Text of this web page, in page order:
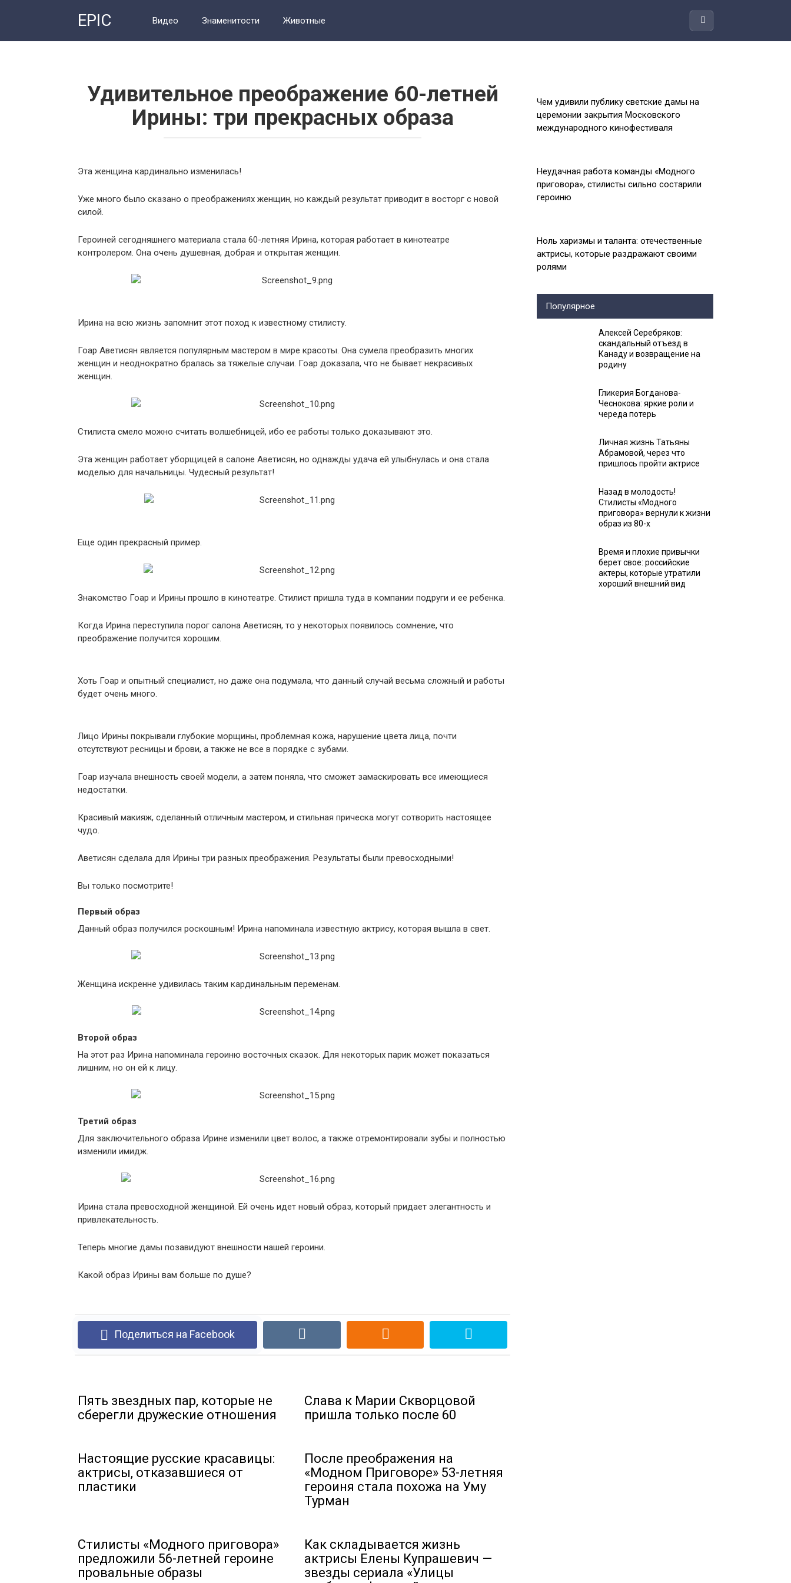
EPIC Видео Знаменитости Животные
Удивительное преображение 60-летней
Ирины: три прекрасных образа
Эта женщина кардинально изменилась!
Уже много было сказано о преображениях женщин, но каждый результат приводит в восторг с новой
силой.
Героиней сегодняшнего материала стала 60-летняя Ирина, которая работает в кинотеатре
контролером. Она очень душевная, добрая и открытая женщин.
Ирина на всю жизнь запомнит этот поход к известному стилисту.
Гоар Аветисян является популярным мастером в мире красоты. Она сумела преобразить многих
женщин и неоднократно бралась за тяжелые случаи. Гоар доказала, что не бывает некрасивых
женщин.
Стилиста смело можно считать волшебницей, ибо ее работы только доказывают это.
Эта женщин работает уборщицей в салоне Аветисян, но однажды удача ей улыбнулась и она стала
моделью для начальницы. Чудесный результат!
Еще один прекрасный пример.
Знакомство Гоар и Ирины прошло в кинотеатре. Стилист пришла туда в компании подруги и ее ребенка.
Когда Ирина переступила порог салона Аветисян, то у некоторых появилось сомнение, что
преображение получится хорошим.
Хоть Гоар и опытный специалист, но даже она подумала, что данный случай весьма сложный и работы
будет очень много.
Лицо Ирины покрывали глубокие морщины, проблемная кожа, нарушение цвета лица, почти
отсутствуют ресницы и брови, а также не все в порядке с зубами.
Гоар изучала внешность своей модели, а затем поняла, что сможет замаскировать все имеющиеся
недостатки.
Красивый макияж, сделанный отличным мастером, и стильная прическа могут сотворить настоящее
чудо.
Аветисян сделала для Ирины три разных преображения. Результаты были превосходными!
Вы только посмотрите!
Первый образ
Данный образ получился роскошным! Ирина напоминала известную актрису, которая вышла в свет.
Женщина искренне удивилась таким кардинальным переменам.
Второй образ
На этот раз Ирина напоминала героиню восточных сказок. Для некоторых парик может показаться
лишним, но он ей к лицу.
Третий образ
Для заключительного образа Ирине изменили цвет волос, а также отремонтировали зубы и полностью
изменили имидж.
Ирина стала превосходной женщиной. Ей очень идет новый образ, который придает элегантность и
привлекательность.
Теперь многие дамы позавидуют внешности нашей героини.
Какой образ Ирины вам больше по душе?
Поделиться на Facebook
Пять звездных пар, которые не
сберегли дружеские отношения
Слава к Марии Скворцовой
пришла только после 60
Настоящие русские красавицы:
актрисы, отказавшиеся от
пластики
После преображения на
«Модном Приговоре» 53-летняя
героиня стала похожа на Уму
Турман
Стилисты «Модного приговора»
предложили 56-летней героине
провальные образы
Как складывается жизнь
актрисы Елены Купрашевич —
звезды сериала «Улицы
Чем удивили публику светские дамы на
церемонии закрытия Московского
международного кинофестиваля
Неудачная работа команды «Модного
приговора», стилисты сильно состарили
героиню
Ноль харизмы и таланта: отечественные
актрисы, которые раздражают своими
ролями
Популярное
Алексей Серебряков:
скандальный отъезд в
Канаду и возвращение на
родину
Гликерия Богданова-
Чеснокова: яркие роли и
череда потерь
Личная жизнь Татьяны
Абрамовой, через что
пришлось пройти актрисе
Назад в молодость!
Стилисты «Модного
приговора» вернули к жизни
образ из 80-х
Время и плохие привычки
берет свое: российские
актеры, которые утратили
хороший внешний вид